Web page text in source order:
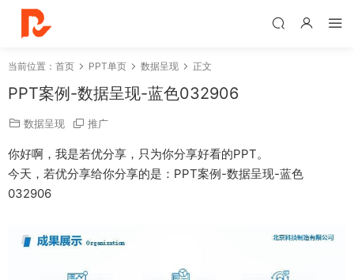
当前位置： 首页 PPT单页 数据呈现 正文
PPT案例-数据呈现-蓝色032906
数据呈现 推广
你好啊，我是若优分享，只为你分享好看的PPT。
今天，若优分享给你分享的是：PPT案例-数据呈现-蓝色
032906